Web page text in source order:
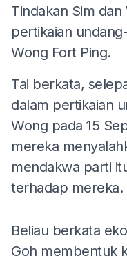
Tindakan Sim
pertikaian
Wong Fort Ping.
Tai berkata,
dalam pertikaian
Wong pada 15
mereka
mendakwa parti
terhadap mereka.
Beliau berkata
Goh membentuk